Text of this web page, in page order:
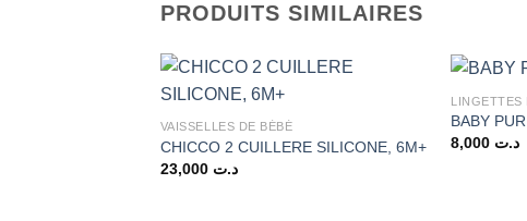
PRODUITS SIMILAIRES
VAISSELLES DE BÉBÉ
CHICCO 2 CUILLERE SILICONE, 6M+
د.ت 23,000
LINGETTES
BABY
د.ت